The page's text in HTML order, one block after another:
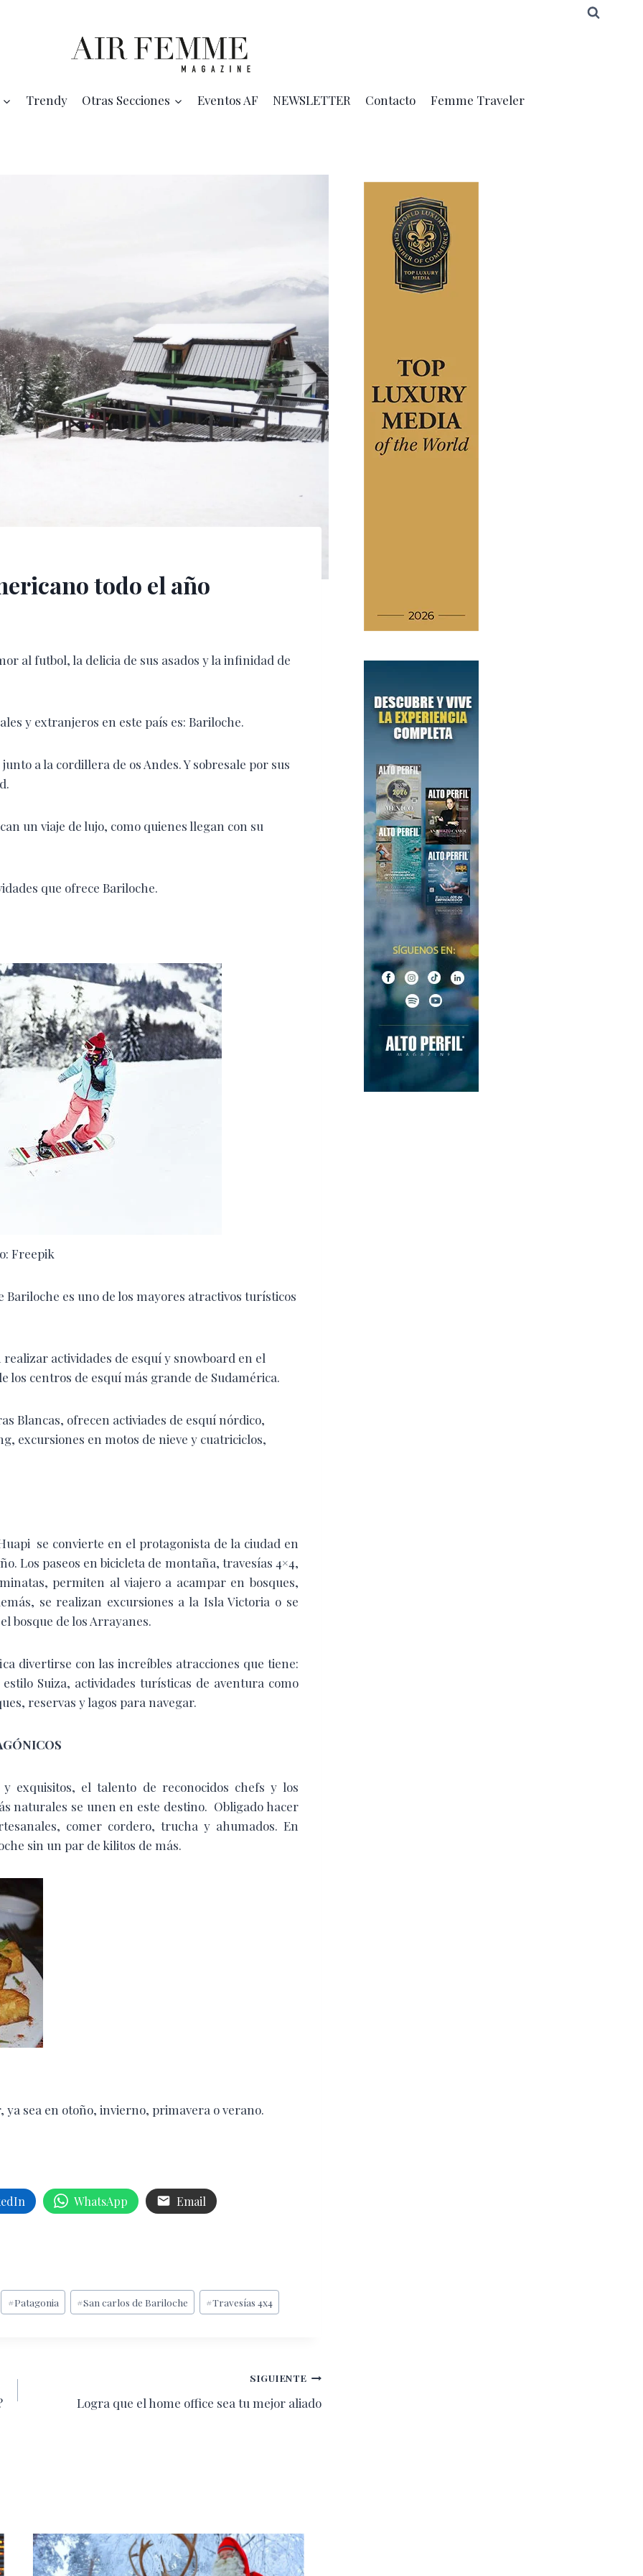
Trendy Otras Secciones Eventos AF NEWSLETTER Contacto Femme Traveler
todo el año
al futbol, la delicia de sus asados y la infinidad de
y extranjeros en este país es: Bariloche.
a la cordillera de os Andes. Y sobresale por sus
un viaje de lujo, como quienes llegan con su
que ofrece Bariloche.
Freepik
es uno de los mayores atractivos turísticos
actividades de esquí y snowboard en el
los centros de esquí más grande de Sudamérica.
Blancas, ofrecen activiades de esquí nórdico,
excursiones en motos de nieve y cuatriciclos,
se convierte en el protagonista de la ciudad en
Los paseos en bicicleta de montaña, travesías 4×4,
permiten al viajero a acampar en bosques,
se realizan excursiones a la Isla Victoria o se
bosque de los Arrayanes.
divertirse con las increíbles atracciones que tiene:
Suiza, actividades turísticas de aventura como
reservas y lagos para navegar.
y exquisitos, el talento de reconocidos chefs y los
naturales se unen en este destino. Obligado hacer
comer cordero, trucha y ahumados. En
sin un par de kilitos de más.
sea en otoño, invierno, primavera o verano.
WhatsApp Email
#Patagonia #San carlos de Bariloche #Travesías 4x4
SIGUIENTE
Logra que el home office sea tu mejor aliado